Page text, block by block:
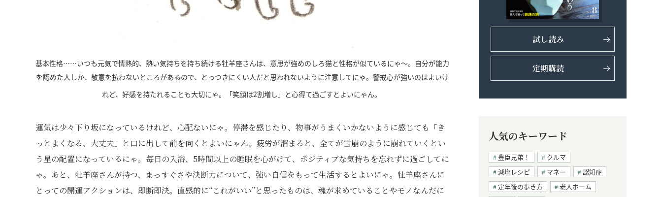
基本性格……いつも元気で情熱的、熱い気持ちを持ち続ける牡羊座さんは、意思が強めのしろ猫と性格が似ているにゃ～。自分が能力
を認めた人しか、敬意を払わないところがあるので、とっつきにくい人だと思われないように注意してにゃ。警戒心が強いのはよいけ
れど、好感を持たれることも大切にゃ。「笑顔は2割増し」と心得て過ごすとよいにゃん。
運気は少々下り坂になっているけれど、心配ないにゃ。停滞を感じたり、物事がうまくいかないように感じても「き
っとよくなる、大丈夫」と口に出して前を向くとよいにゃん。疲労が溜まると、全てが雪崩のように崩れていくとい
う星の配置になっているにゃ。毎日の入浴、 5時間以上の睡眠を心がけて、ポジティブな気持ちを忘れずに過ごしてに
ゃ。あと、牡羊座さんが持つ、まっすぐさや決断力について、強い自信をもって生活するとよいにゃ。牡羊座さんに
とっての開運アクションは、即断即決。直感的に“これがいい”と思ったものは、魂が求めていることやモノなんだに
試し読み
定期購読
人気のキーワード
豊臣兄弟！
クルマ
減塩レシピ
マネー
認知症
定年後の歩き方
老人ホーム